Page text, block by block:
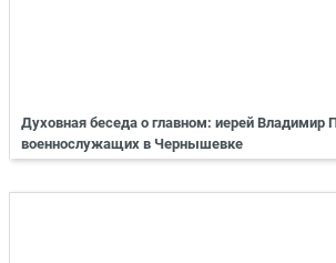
Духовная беседа о главном: иерей Владимир
военнослужащих в Чернышевке